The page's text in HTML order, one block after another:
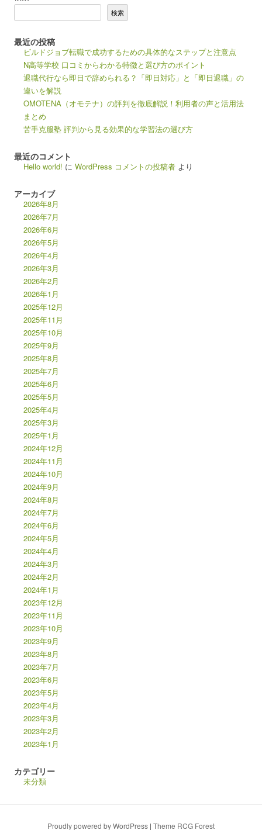
検索
最近の投稿
ビルドジョブ転職で成功するための具体的なステップと注意点
N高等学校 口コミからわかる特徴と選び方のポイント
退職代行なら即日で辞められる？「即日対応」と「即日退職」の
違いを解説
OMOTENA（オモテナ）の評判を徹底解説！利用者の声と活用法
まとめ
苦手克服塾 評判から見る効果的な学習法の選び方
最近のコメント
Hello world! に WordPress コメントの投稿者 より
アーカイブ
2026年8月
2026年7月
2026年6月
2026年5月
2026年4月
2026年3月
2026年2月
2026年1月
2025年12月
2025年11月
2025年10月
2025年9月
2025年8月
2025年7月
2025年6月
2025年5月
2025年4月
2025年3月
2025年1月
2024年12月
2024年11月
2024年10月
2024年9月
2024年8月
2024年7月
2024年6月
2024年5月
2024年4月
2024年3月
2024年2月
2024年1月
2023年12月
2023年11月
2023年10月
2023年9月
2023年8月
2023年7月
2023年6月
2023年5月
2023年4月
2023年3月
2023年2月
2023年1月
カテゴリー
未分類
Proudly powered by WordPress | Theme RCG Forest